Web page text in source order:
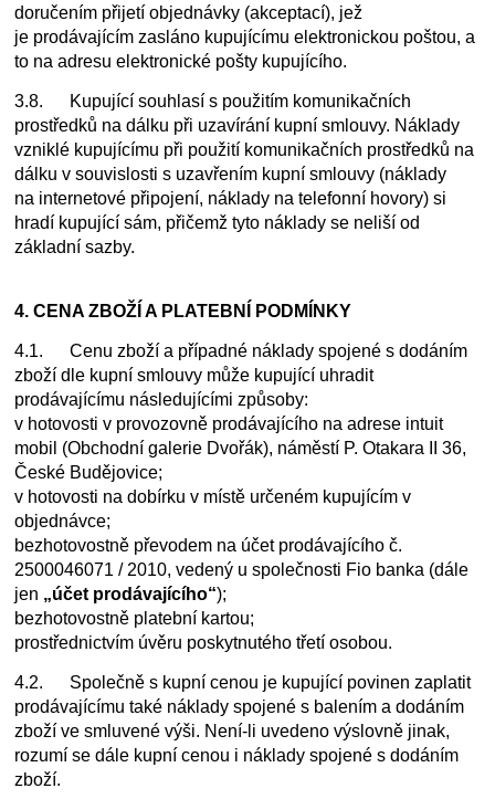
doručením přijetí objednávky (akceptací), jež
je prodávajícím zasláno kupujícímu elektronickou poštou, a
to na adresu elektronické pošty kupujícího.
3.8. Kupující souhlasí s použitím komunikačních
prostředků na dálku při uzavírání kupní smlouvy. Náklady
vzniklé kupujícímu při použití komunikačních prostředků na
dálku v souvislosti s uzavřením kupní smlouvy (náklady
na internetové připojení, náklady na telefonní hovory) si
hradí kupující sám, přičemž tyto náklady se neliší od
základní sazby.
4. CENA ZBOŽÍ A PLATEBNÍ PODMÍNKY
4.1. Cenu zboží a případné náklady spojené s dodáním
zboží dle kupní smlouvy může kupující uhradit
prodávajícímu následujícími způsoby:
v hotovosti v provozovně prodávajícího na adrese intuit
mobil (Obchodní galerie Dvořák), náměstí P. Otakara II 36,
České Budějovice;
v hotovosti na dobírku v místě určeném kupujícím v
objednávce;
bezhotovostně převodem na účet prodávajícího č.
2500046071 / 2010, vedený u společnosti Fio banka (dále
jen „účet prodávajícího“);
bezhotovostně platební kartou;
prostřednictvím úvěru poskytnutého třetí osobou.
4.2. Společně s kupní cenou je kupující povinen zaplatit
prodávajícímu také náklady spojené s balením a dodáním
zboží ve smluvené výši. Není-li uvedeno výslovně jinak,
rozumí se dále kupní cenou i náklady spojené s dodáním
zboží.